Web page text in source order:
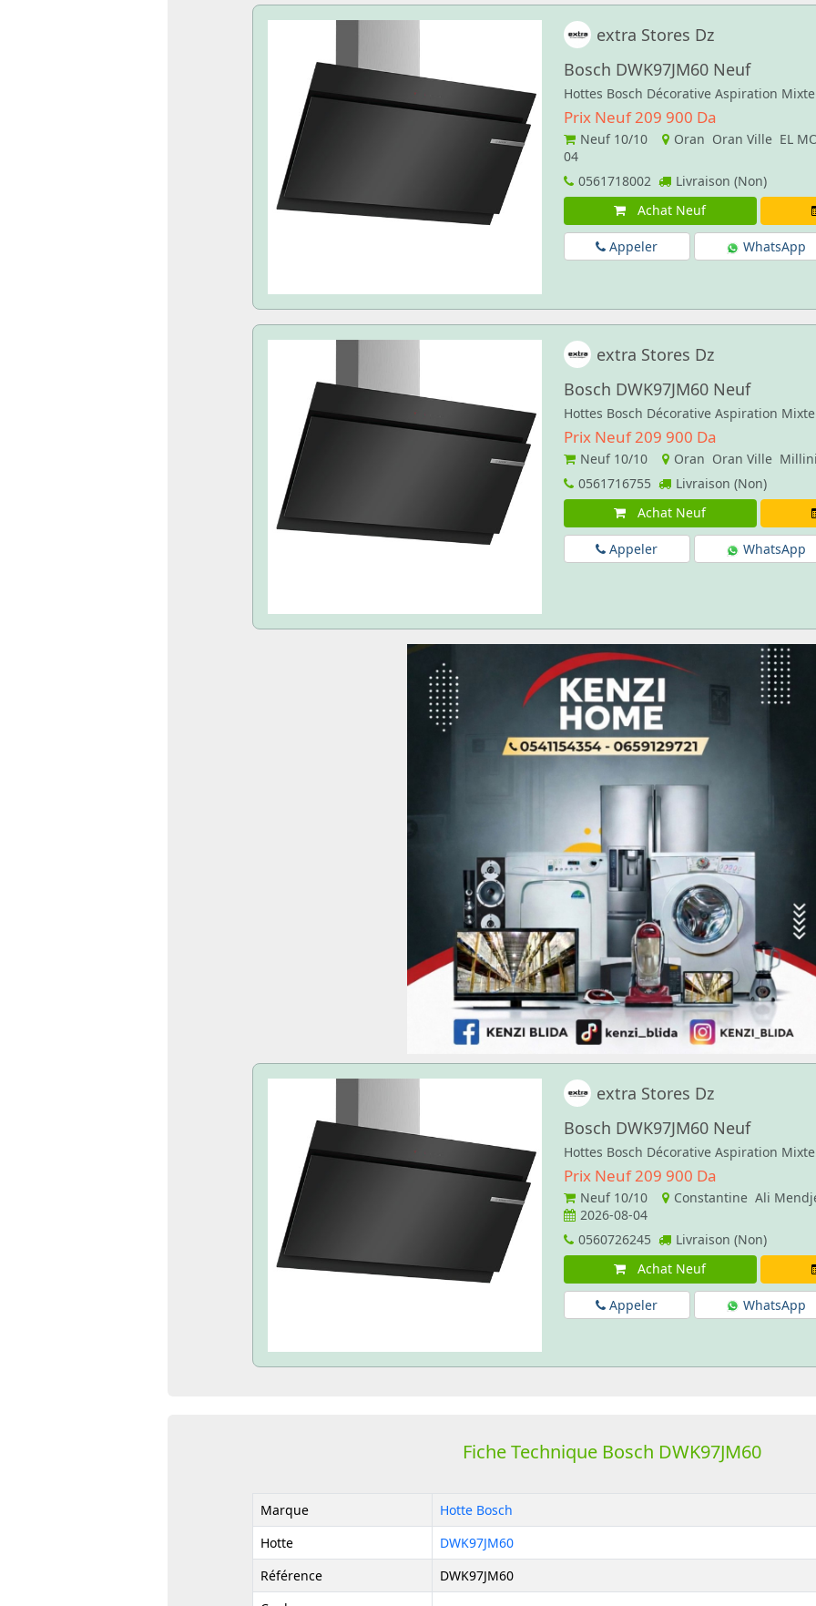
extra Stores Dz
Bosch DWK97JM60 Neuf
Hottes Bosch Décorative Aspiration
Prix Neuf 209 900 Da
Neuf 10/10
Oran Oran Ville EL
04
0561718002
Livraison (Non)
Achat Neuf
Appeler WhatsApp
extra Stores Dz
Bosch DWK97JM60 Neuf
Hottes Bosch Décorative Aspiration
Prix Neuf 209 900 Da
Neuf 10/10
Oran Oran Ville
0561716755
Livraison (Non)
Achat Neuf
Appeler WhatsApp
extra Stores Dz
Bosch DWK97JM60 Neuf
Hottes Bosch Décorative Aspiration
Prix Neuf 209 900 Da
Neuf 10/10
Constantine Ali
2026-08-04
0560726245
Livraison (Non)
Achat Neuf
Appeler WhatsApp
Fiche Technique Bosch DWK97JM60
Marque
Hotte Bosch
Hotte
DWK97JM60
Référence
DWK97JM60